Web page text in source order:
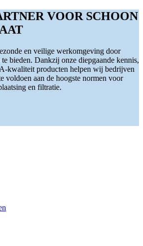
VOOR SCHOON
en veilige werkomgeving door
bieden. Dankzij onze diepgaande kennis,
kwaliteit producten helpen wij bedrijven
voldoen aan de hoogste normen voor
en filtratie.